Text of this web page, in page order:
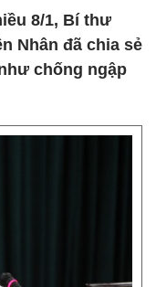
8/1, Bí thư
Nhân đã chia sẻ
chống ngập